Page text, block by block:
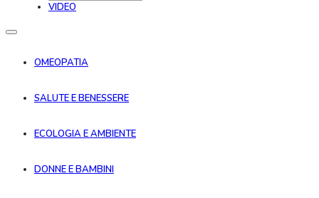
VIDEO
OMEOPATIA
SALUTE E BENESSERE
ECOLOGIA E AMBIENTE
DONNE E BAMBINI